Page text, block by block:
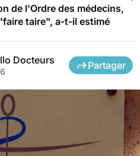
de l'Ordre des médecins,
taire", a-t-il estimé
Docteurs Partager